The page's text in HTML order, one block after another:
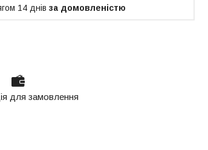
14 днів за домовленістю
для замовлення